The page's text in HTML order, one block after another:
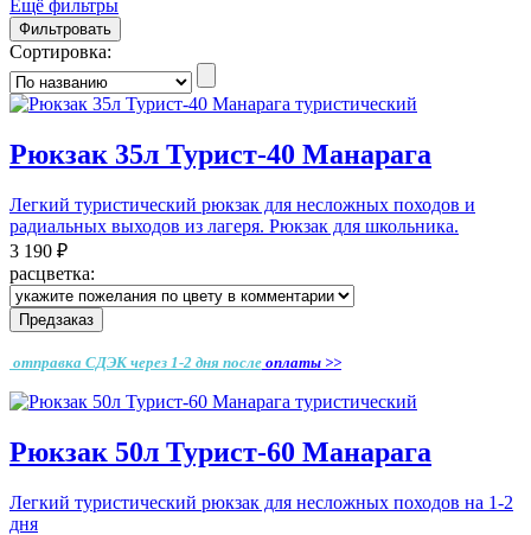
Ещё фильтры
Фильтровать
Сортировка:
Рюкзак 35л Турист-40 Манарага
Легкий туристический рюкзак для несложных походов и
радиальных выходов из лагеря. Рюкзак для школьника.
3 190 ₽
расцветка:
Предзаказ
отправка СДЭК через 1-2 дня после оплаты >>
Рюкзак 50л Турист-60 Манарага
Легкий туристический рюкзак для несложных походов на 1-2
дня